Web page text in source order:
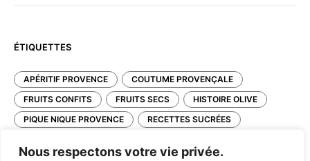
Nous respectons votre vie privée.
ÉTIQUETTES
APÉRITIF PROVENCE
COUTUME PROVENÇALE
FRUITS CONFITS
FRUITS SECS
HISTOIRE OLIVE
PIQUE NIQUE PROVENCE
RECETTES SUCRÉES